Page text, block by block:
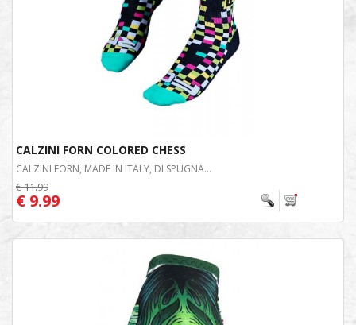
CALZINI FORN COLORED CHESS
CALZINI FORN, MADE IN ITALY, DI SPUGNA...
€ 11.99
€ 9.99